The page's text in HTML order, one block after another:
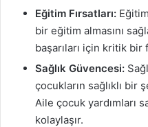
Eğitim Fırsatları:
bir eğitim almasını
başarıları için kritik bir
Sağlık Güvencesi:
çocukların sağlıklı bir
Aile çocuk yardımları
kolaylaşır.